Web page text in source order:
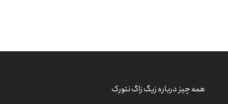
همه چیز درباره زیگ زاگ نتورک